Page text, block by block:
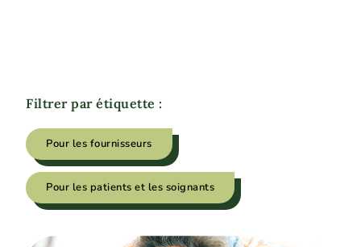
Filtrer par étiquette :
Pour les fournisseurs
Pour les patients et les soignants